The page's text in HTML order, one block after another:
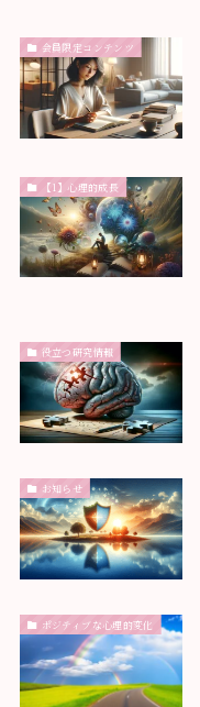
会員限定コンテンツ
【1】心理的成長
役立つ研究情報
お知らせ
ポジティブな心理的変化